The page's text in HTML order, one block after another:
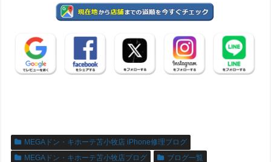
MEGAドン・キホーテ苫小牧店 iPhone修理ブログ
MEGAドン・キホーテ苫小牧店ブログ
ブログ一覧